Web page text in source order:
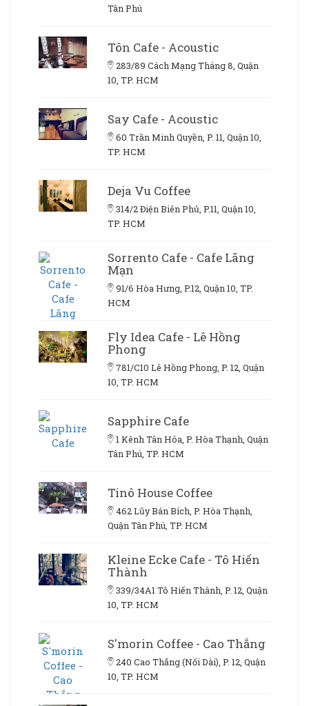
Tân Phú
Tôn Cafe - Acoustic
283/89 Cách Mạng Tháng 8, Quận
10, TP. HCM
Say Cafe - Acoustic
60 Trần Minh Quyền, P. 11, Quận 10,
TP. HCM
Deja Vu Coffee
314/2 Điện Biên Phủ, P.11, Quận 10,
TP. HCM
Sorrento Cafe - Cafe Lãng
Mạn
91/6 Hòa Hưng, P.12, Quận 10, TP.
HCM
Fly Idea Cafe - Lê Hồng
Phong
781/C10 Lê Hồng Phong, P. 12, Quận
10, TP. HCM
Sapphire Cafe
1 Kênh Tân Hóa, P. Hòa Thạnh, Quận
Tân Phú, TP. HCM
Tinô House Coffee
462 Lũy Bán Bích, P. Hòa Thạnh,
Quận Tân Phú, TP. HCM
Kleine Ecke Cafe - Tô Hiến
Thành
339/34A1 Tô Hiến Thành, P. 12, Quận
10, TP. HCM
S'morin Coffee - Cao Thắng
240 Cao Thắng (Nối Dài), P. 12, Quận
10, TP. HCM